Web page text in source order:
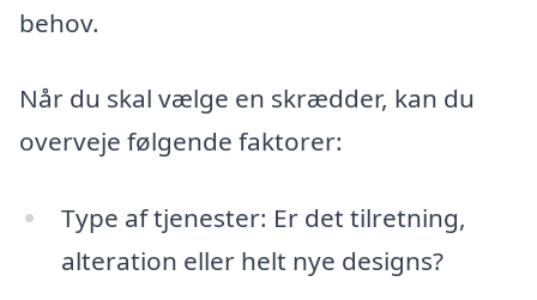
behov.
Når du skal vælge en skrædder, kan du
overveje følgende faktorer:
Type af tjenester: Er det tilretning,
alteration eller helt nye designs?